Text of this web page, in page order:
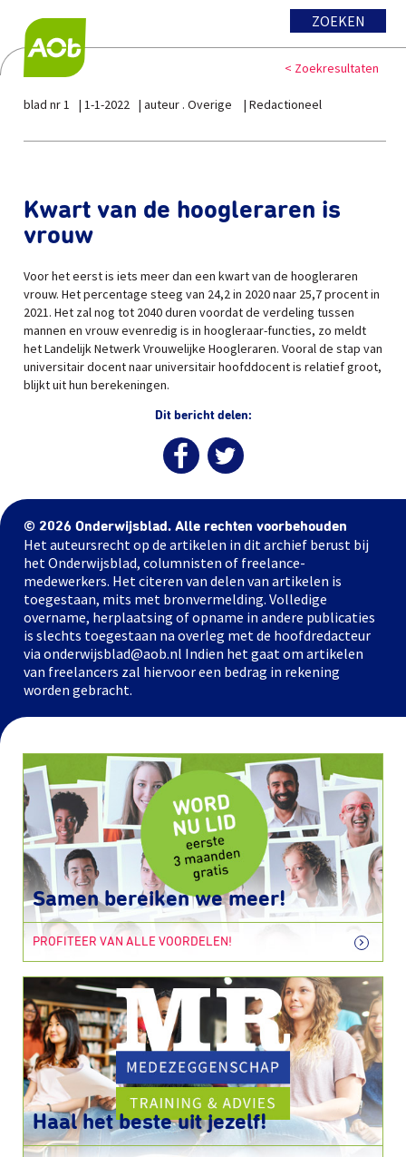
ZOEKEN
< Zoekresultaten
blad nr 1 1-1-2022 auteur . Overige Redactioneel
Kwart van de hoogleraren is
vrouw
Voor het eerst is iets meer dan een kwart van de hoogleraren
vrouw. Het percentage steeg van 24,2 in 2020 naar 25,7 procent in
2021. Het zal nog tot 2040 duren voordat de verdeling tussen
mannen en vrouw evenredig is in hoogleraar-functies, zo meldt
het Landelijk Netwerk Vrouwelijke Hoogleraren. Vooral de stap van
universitair docent naar universitair hoofddocent is relatief groot,
blijkt uit hun berekeningen.
Dit bericht delen:
© 2026 Onderwijsblad. Alle rechten voorbehouden
Het auteursrecht op de artikelen in dit archief berust bij
het Onderwijsblad, columnisten of freelance-
medewerkers. Het citeren van delen van artikelen is
toegestaan, mits met bronvermelding. Volledige
overname, herplaatsing of opname in andere publicaties
is slechts toegestaan na overleg met de hoofdredacteur
via onderwijsblad@aob.nl Indien het gaat om artikelen
van freelancers zal hiervoor een bedrag in rekening
worden gebracht.
Samen bereiken we meer!
PROFITEER VAN ALLE VOORDELEN!
Haal het beste uit jezelf!